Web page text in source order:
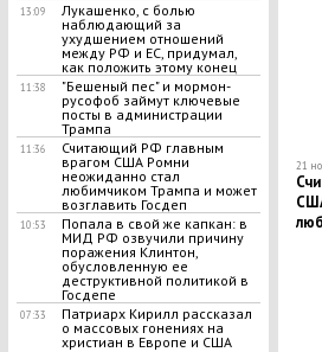
13:09
Лукашенко, с болью
наблюдающий за
ухудшением отношений
между РФ и ЕС, придумал,
как положить этому конец
11:38
"Бешеный пес" и мормон-
русофоб займут ключевые
посты в администрации
Трампа
11:36
Считающий РФ главным
врагом США Ромни
неожиданно стал
любимчиком Трампа и может
возглавить Госдеп
10:53
Попала в свой же капкан: в
МИД РФ озвучили причину
поражения Клинтон,
обусловленную ее
деструктивной политикой в
Госдепе
07:33
Патриарх Кирилл рассказал
о массовых гонениях на
христиан в Европе и США
21